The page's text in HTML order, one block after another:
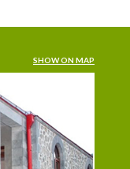
SHOW ON MAP